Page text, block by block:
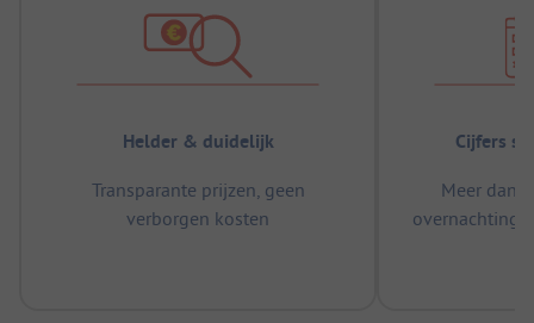
Helder & duidelijk
Transparante prijzen, geen
verborgen kosten
Cijfers
Meer dan